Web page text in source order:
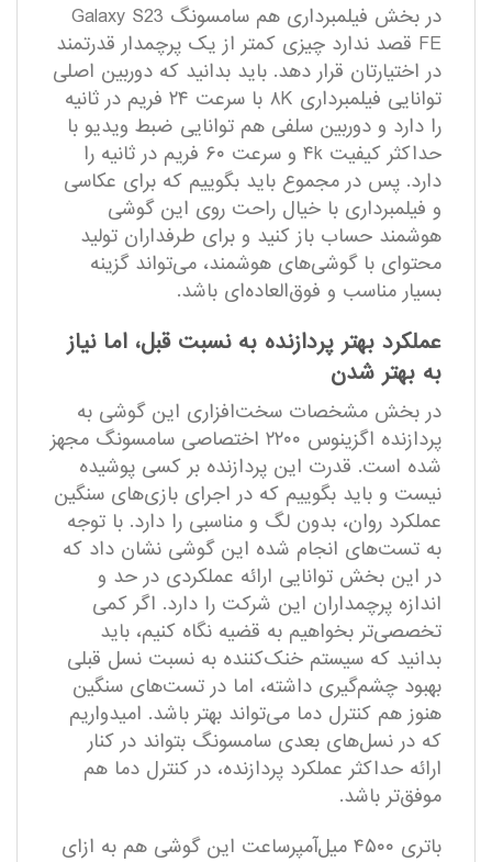
در بخش فیلمبرداری هم سامسونگ Galaxy S23
FE قصد ندارد چیزی کمتر از یک پرچمدار قدرتمند
در اختیارتان قرار دهد. باید بدانید که دوربین اصلی
توانایی فیلمبرداری ۸K با سرعت ۲۴ فریم در ثانیه
را دارد و دوربین سلفی هم توانایی ضبط ویدیو با
حداکثر کیفیت ۴k و سرعت ۶۰ فریم در ثانیه را
دارد. پس در مجموع باید بگوییم که برای عکاسی
و فیلمبرداری با خیال راحت روی این گوشی
هوشمند حساب باز کنید و برای طرفداران تولید
محتوای با گوشی‌های هوشمند، می‌تواند گزینه
بسیار مناسب و فوق‌العاده‌ای باشد.
عملکرد بهتر پردازنده به نسبت قبل، اما نیاز
به بهتر شدن
در بخش مشخصات سخت‌افزاری این گوشی به
پردازنده اگزینوس ۲۲۰۰ اختصاصی سامسونگ مجهز
شده است. قدرت این پردازنده بر کسی پوشیده
نیست و باید بگوییم که در اجرای بازی‌های سنگین
عملکرد روان، بدون لگ و مناسبی را دارد. با توجه
به تست‌های انجام شده این گوشی نشان داد که
در این بخش توانایی ارائه عملکردی در حد و
اندازه پرچمداران این شرکت را دارد. اگر کمی
تخصصی‌تر بخواهیم به قضیه نگاه کنیم، باید
بدانید که سیستم خنک‌کننده به نسبت نسل قبلی
بهبود چشم‌گیری داشته، اما در تست‌های سنگین
هنوز هم کنترل دما می‌تواند بهتر باشد. امیدواریم
که در نسل‌های بعدی سامسونگ بتواند در کنار
ارائه حداکثر عملکرد پردازنده، در کنترل دما هم
موفق‌تر باشد.
باتری ۴۵۰۰ میل‌آمپرساعت این گوشی هم به ازای